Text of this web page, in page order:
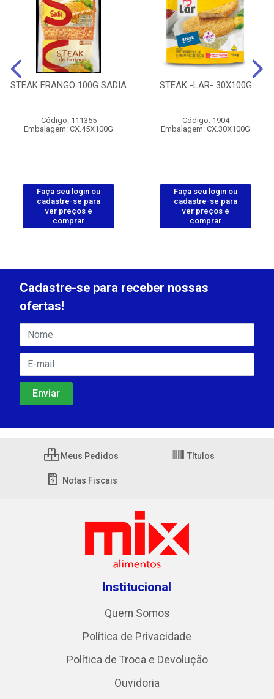
STEAK FRANGO 100G SADIA
Código: 111355
Embalagem: CX.45X100G
Faça seu login ou
cadastre-se para
ver preços e
comprar
STEAK -LAR- 30X100G
Código: 1904
Embalagem: CX.30X100G
Faça seu login ou
cadastre-se para
ver preços e
comprar
Cadastre-se para receber nossas
ofertas!
Meus Pedidos Títulos
Notas Fiscais
Institucional
Quem Somos
Política de Privacidade
Política de Troca e Devolução
Ouvidoria